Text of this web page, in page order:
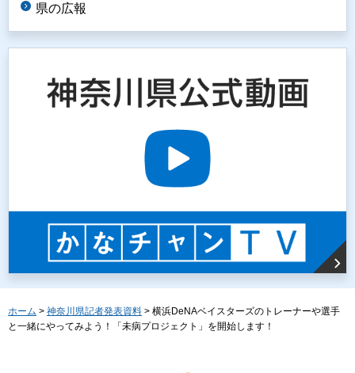
県の広報
ホーム > 神奈川県記者発表資料 > 横浜DeNAベイスターズのトレーナーや選手
と一緒にやってみよう！「未病プロジェクト」を開始します！